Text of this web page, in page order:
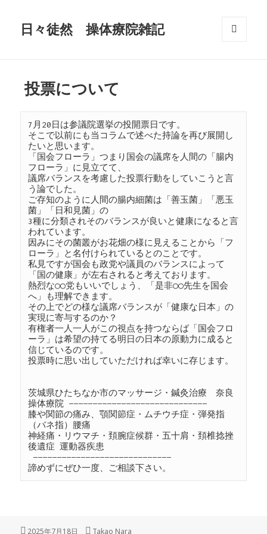
日々徒然 操体療院雑記
投票について
7月20日は参議院選挙の投開票日です。
そこで以前にも当コラムで述べた持論を再び展開し
たいと思います。
「国会フローラ」つまり国会の議席を人間の「腸内
フローラ」に見立てて、
議席バランスを考慮した投票行動をしていこうと言
う論でした。
ご存知のように人間の腸内細菌は「善玉菌」「悪玉
菌」「日和見菌」の
3種に分類されそのバランスが良いと健康になると言
われています。
因みにその菌叢がお花畑の様に見えることから「フ
ローラ」と名付けられているとのことです。
私見ですが国会も政党や議員のバランスによって
「国の健康」が左右されると考えております。
熱烈な○○党もいいでしょう、「是非○○先生を国会
へ」も理解できます。
その上でどの様な議席バランスが「健康な日本」の
実現に寄与するのか？
有権者一人一人がこの視点を持つならば「国会フロ
ーラ」は希望の持てる明日の日本の原動力に成ると
信じているのです。
投票時に思い出していただければ幸いに存じます。
茨城県ひたちなか市のマッサージ・鍼灸治療　奈良
操体療院 —————————————————————————————
膝や関節の痛み、顎関節症・ムチウチ症・弾発指
（バネ指）腰痛
神経痛・リウマチ・頚腕症候群・五十肩・頚椎捻挫
後遺症 運動器疾患
—————————————————————————————
諦めずにぜひ一度、ご相談下さい。
投
2025年7月18日 作
Takao Nara